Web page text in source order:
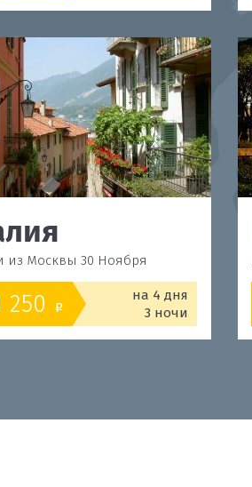
из Москвы 30 Ноября
250 o
на 4 дня
3 ночи